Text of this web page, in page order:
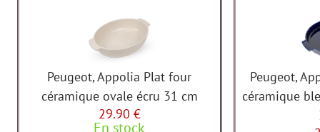
Peugeot, Appolia Plat four
céramique ovale écru 31 cm
29.90 €
En stock
Peugeot,
céramique